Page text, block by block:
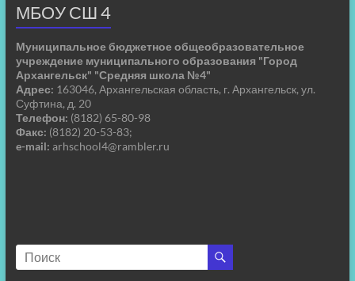
МБОУ СШ 4
Муниципальное бюджетное общеобразовательное
учреждение муниципального образования "Город
Архангельск" "Средняя школа №4"
Адрес: 163046, Архангельская область, г. Архангельск, ул.
Суфтина, д. 20
Телефон: (8182) 65-80-98
Факс: (8182) 20-53-83;
e-mail: arhschool4@rambler.ru